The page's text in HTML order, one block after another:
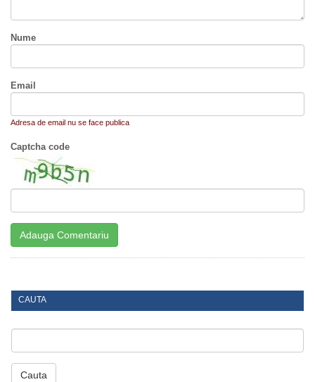
Nume
Email
Adresa de email nu se face publica
Captcha code
CAUTA
Cauta